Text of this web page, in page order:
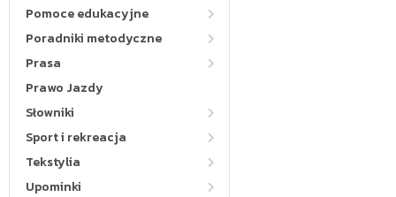
Pomoce edukacyjne
Poradniki metodyczne
Prasa
Prawo Jazdy
Słowniki
Sport i rekreacja
Tekstylia
Upominki